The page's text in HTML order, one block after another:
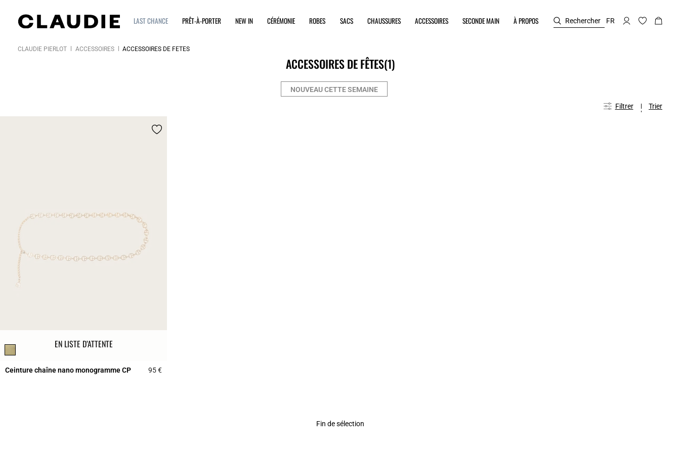
LAST CHANCE PRÊT-À-PORTER NEW IN CÉRÉMONIE ROBES SACS CHAUSSURES ACCESSOIRES SECONDE MAIN À PROPOS Rechercher FR
CLAUDIE PIERLOT ACCESSOIRES ACCESSOIRES DE FÊTES
ACCESSOIRES DE FÊTES(1)
NOUVEAU CETTE SEMAINE
Filtrer Trier
EN LISTE D’ATTENTE
Ceinture chaîne nano monogramme CP 95 €5 out of 5 Customer Rating
Fin de sélection